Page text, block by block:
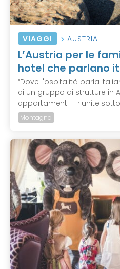
VIAGGI AUSTRIA
L’Austria per le
hotel che parlano
“Dove l'ospitalità parla
di un gruppo di strutture in
appartamenti – riunite
Montagna